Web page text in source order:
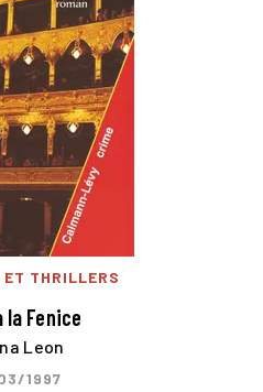
ET THRILLERS
la Fenice
Leon
1997